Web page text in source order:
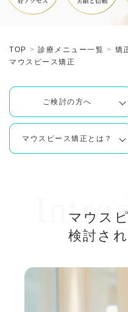
TOP 診療メニュー一覧
矯
マウスピース矯正
ご検討の方へ
マウスピース矯正とは？
マウス
検討さ